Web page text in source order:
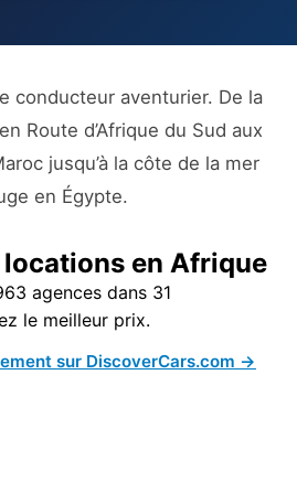
conducteur aventurier. De la
Route d’Afrique du Sud aux
jusqu’à la côte de la mer
en Égypte.
en Afrique
agences dans 31
le meilleur prix.
sur DiscoverCars.com →